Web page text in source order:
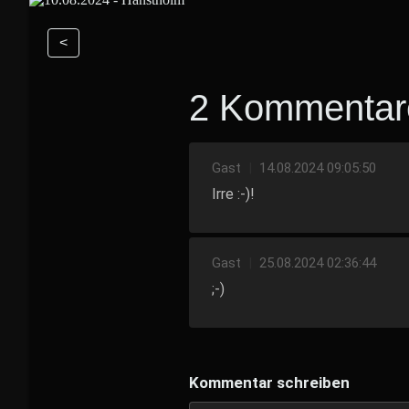
<
2
Gast 14.08.2024 09:05:50
Irre :-)!
Gast 25.08.2024 02:36:44
;-)
Kommentar schreiben